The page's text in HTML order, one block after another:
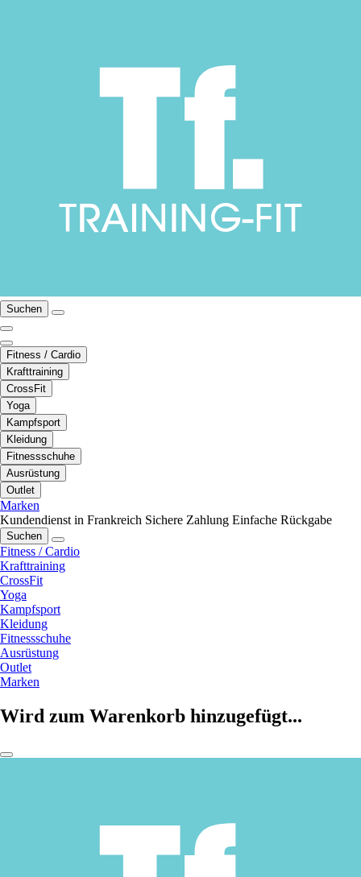
Suchen
Fitness / Cardio
Krafttraining
CrossFit
Yoga
Kampfsport
Kleidung
Fitnessschuhe
Ausrüstung
Outlet
Marken
Kundendienst in Frankreich Sichere Zahlung Einfache Rückgabe
Suchen
Fitness / Cardio
Krafttraining
CrossFit
Yoga
Kampfsport
Kleidung
Fitnessschuhe
Ausrüstung
Outlet
Marken
Wird zum Warenkorb hinzugefügt...